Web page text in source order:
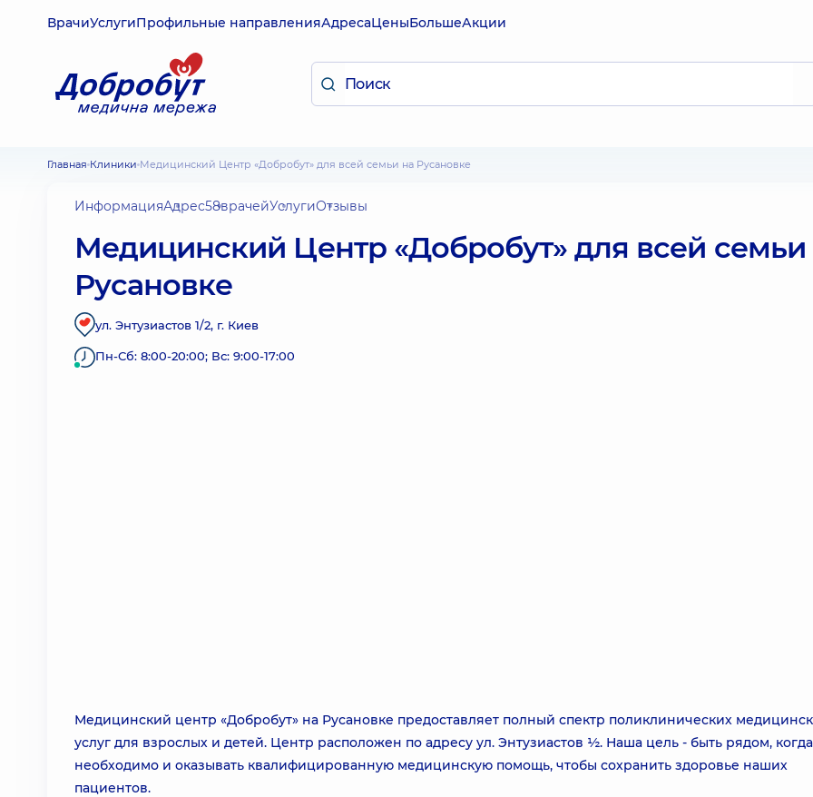
ВрачиУслугиПрофильные направленияАдресаЦеныБольшеАкции
Главная Клиники Медицинский Центр «Добробут» для всей семьи на Русановке
ИнформацияАдрес58врачейУслугиОтзывы
Медицинский Центр «Добробут» для всей семьи
Русановке
ул. Энтузиастов 1/2, г. Киев
Пн-Сб: 8:00-20:00; Вс: 9:00-17:00
Медицинский центр «Добробут» на Русановке предоставляет полный спектр поликлинических
услуг для взрослых и детей. Центр расположен по адресу ул. Энтузиастов ½. Наша цель - быть рядом,
необходимо и оказывать квалифицированную медицинскую помощь, чтобы сохранить здоровье наших
пациентов.